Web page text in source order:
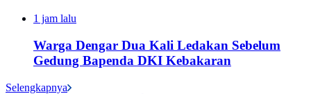
1 jam lalu
Warga Dengar Dua Kali Ledakan Sebelum
Gedung Bapenda DKI Kebakaran
Selengkapnya